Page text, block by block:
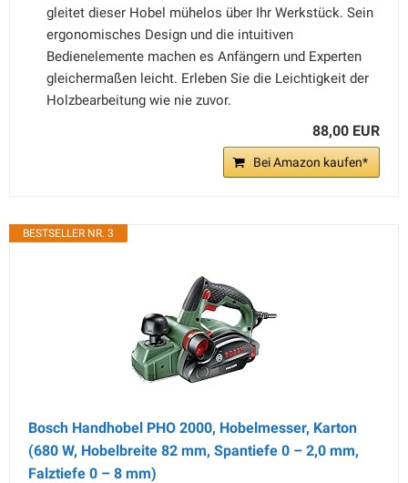
gleitet dieser Hobel mühelos über Ihr Werkstück. Sein
ergonomisches Design und die intuitiven
Bedienelemente machen es Anfängern und Experten
gleichermaßen leicht. Erleben Sie die Leichtigkeit der
Holzbearbeitung wie nie zuvor.
88,00 EUR
Bei Amazon kaufen*
BESTSELLER NR. 3
Bosch Handhobel PHO 2000, Hobelmesser, Karton
(680 W, Hobelbreite 82 mm, Spantiefe 0 – 2,0 mm,
Falztiefe 0 – 8 mm)